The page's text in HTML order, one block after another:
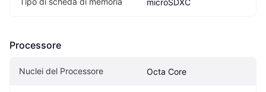
microSDXC
Processore
Nuclei del Processore Octa Core